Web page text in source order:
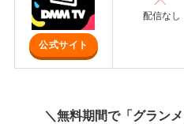
公式サイト
配信なし
＼無料期間で「グラン